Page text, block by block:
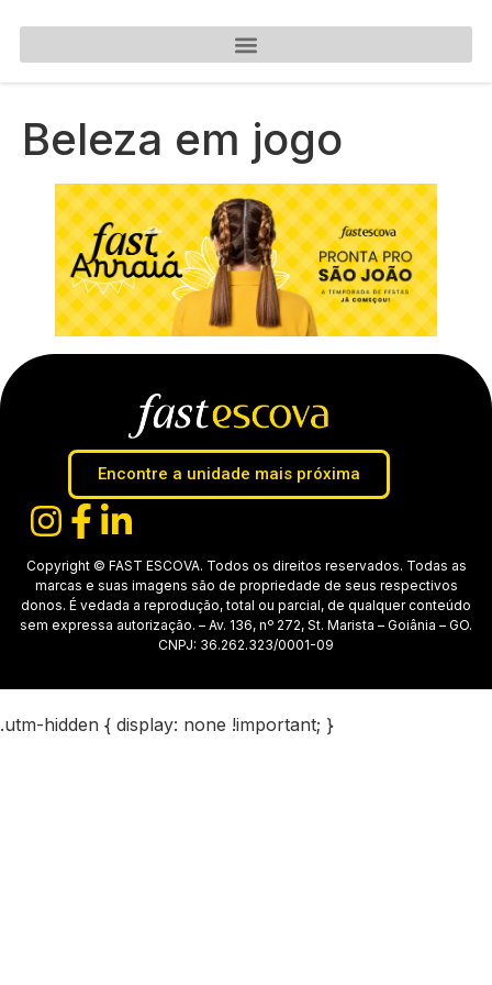
Beleza em jogo
Encontre a unidade mais próxima
Copyright © FAST ESCOVA. Todos os direitos reservados. Todas as
marcas e suas imagens são de propriedade de seus respectivos
donos. É vedada a reprodução, total ou parcial, de qualquer conteúdo
sem expressa autorização. – Av. 136, nº 272, St. Marista – Goiânia – GO.
CNPJ: 36.262.323/0001-09
.utm-hidden { display: none !important; }